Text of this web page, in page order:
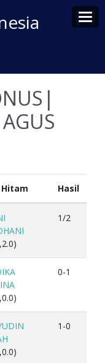
Hasil
1/2
0-1
1-0